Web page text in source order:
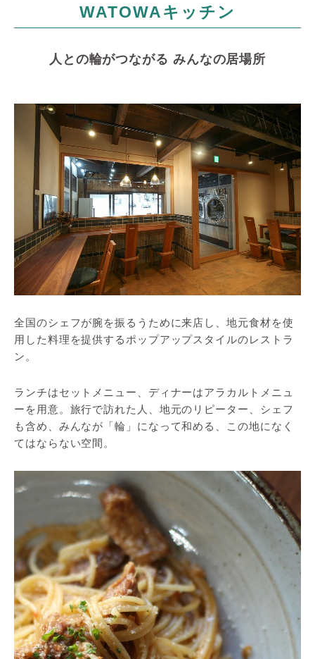
WATOWAキッチン
人との輪がつながる みんなの居場所
全国のシェフが腕を振るうために来店し、地元食材を使
用した料理を提供するポップアップスタイルのレストラ
ン。
ランチはセットメニュー、ディナーはアラカルトメニュ
ーを用意。旅行で訪れた人、地元のリピーター、シェフ
も含め、みんなが「輪」になって和める、この地になく
てはならない空間。